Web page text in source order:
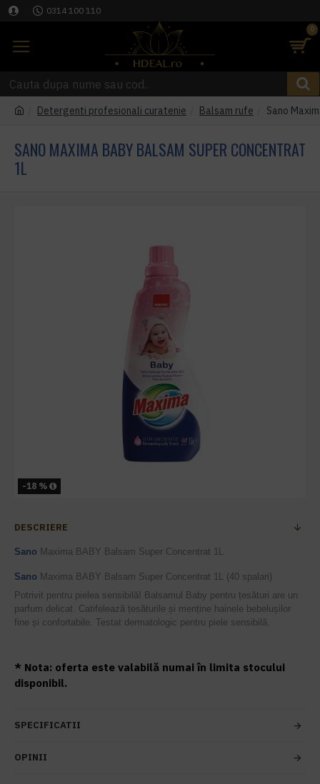
0314 100 110
0
Detergenti profesionali curatenie Balsam rufe Sano
SANO MAXIMA BABY BALSAM SUPER CONCENTRAT
1L
-18 %
DESCRIERE
Sano Maxima BABY Balsam Super Concentrat 1L
Sano Maxima BABY Balsam Super Concentrat 1L (40 spalari)
Potrivit pentru pielea sensibilă! Balsamul Baby pentru țesături are un
parfum delicat. Catifelează țesăturile și menține hainele bebelușilor
fine și confortabile. Testat dermatologic pentru piele sensibilă.
* Nota: oferta este valabilă numai în limita stocului
disponibil.
SPECIFICATII
OPINII